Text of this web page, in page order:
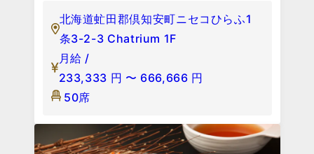
北海道虻田郡倶知安町ニセコひらふ1
条3-2-3 Chatrium 1F
月給 /
233,333 円 〜 666,666 円
50席